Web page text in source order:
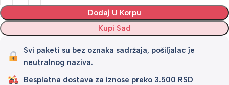
Dodaj U Korpu
Kupi Sad
Svi paketi su bez oznaka sadržaja, pošiljalac je
neutralnog naziva.
Besplatna dostava za iznose preko 3.500 RSD